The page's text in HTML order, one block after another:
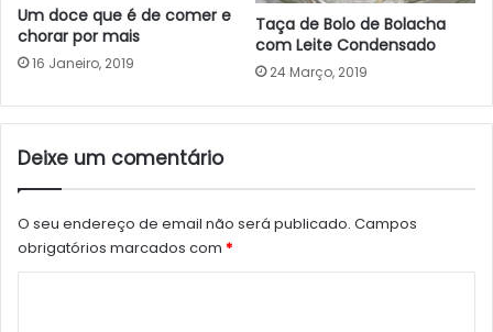
Um doce que é de comer e
chorar por mais
16 Janeiro, 2019
Taça de Bolo de Bolacha
com Leite Condensado
24 Março, 2019
Deixe um comentário
O seu endereço de email não será publicado. Campos
obrigatórios marcados com *